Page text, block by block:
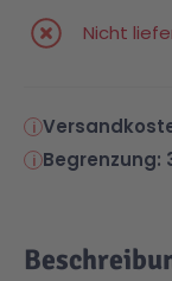
Nicht
Begrenzung: